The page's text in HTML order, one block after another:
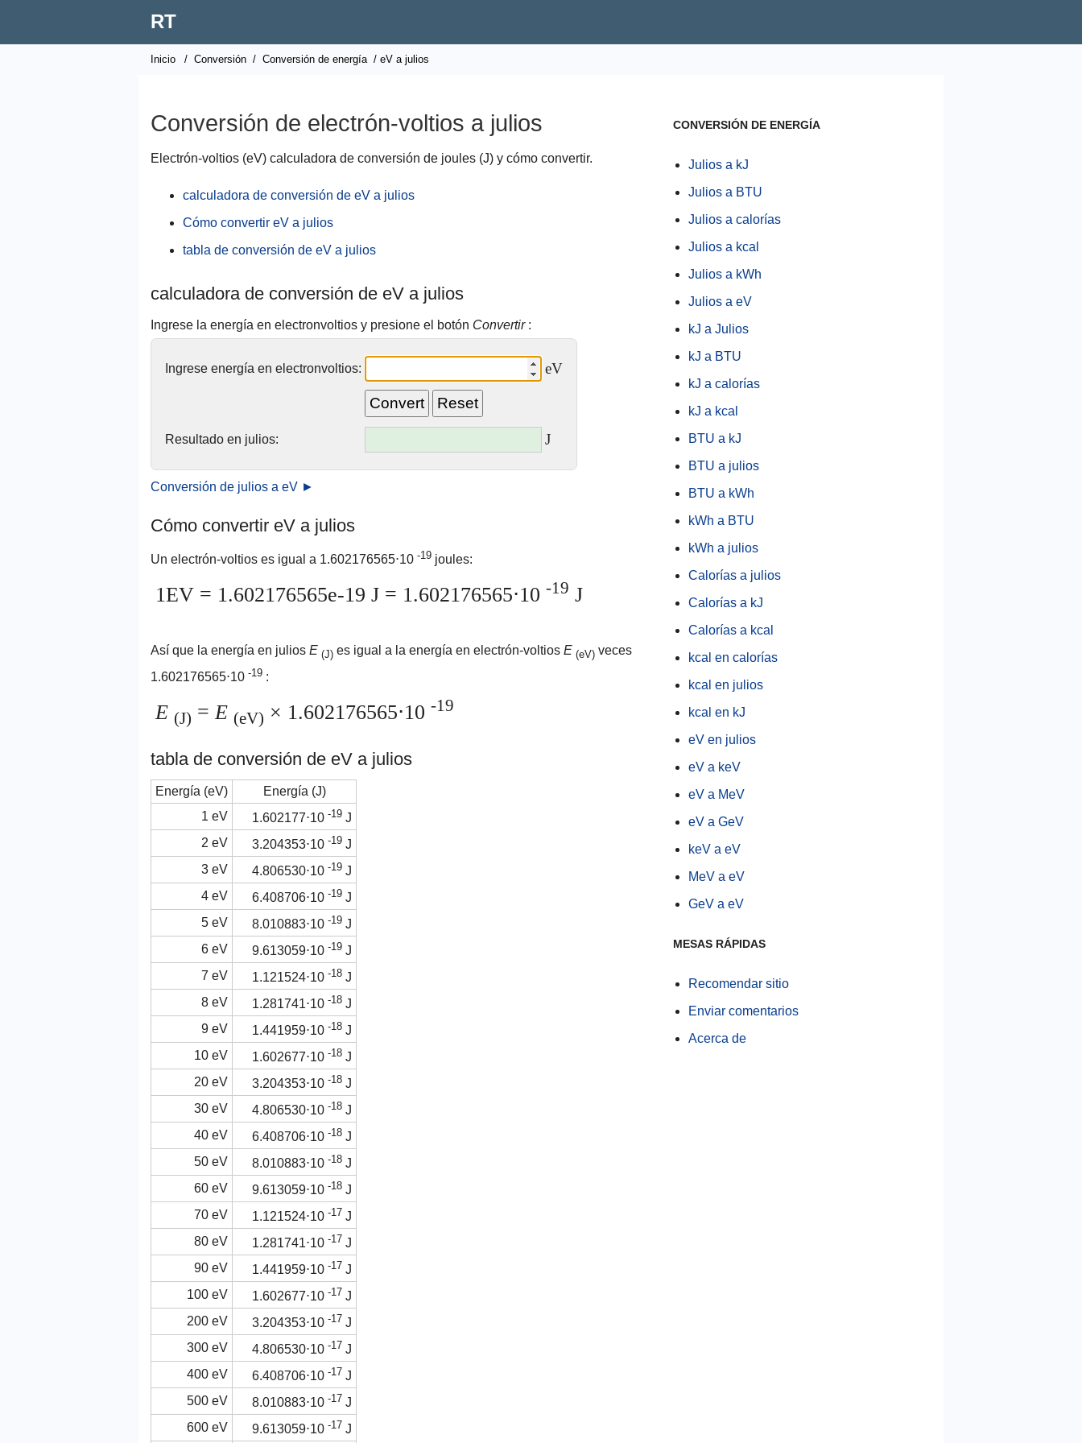
RT
Inicio / Conversión / Conversión de energía / eV a julios
Conversión de electrón-voltios a julios
Electrón-voltios (eV) calculadora de conversión de joules (J) y cómo convertir.
calculadora de conversión de eV a julios
Cómo convertir eV a julios
tabla de conversión de eV a julios
calculadora de conversión de eV a julios
Ingrese la energía en electronvoltios y presione el botón Convertir:
Ingrese energía en electronvoltios: eV
Resultado en julios: J
Conversión de julios a eV ►
Cómo convertir eV a julios
Un electrón-voltios es igual a 1.602176565⋅10 -19 joules:
1EV = 1.602176565e-19 J = 1.602176565⋅10 -19 J
Así que la energía en julios E (J) es igual a la energía en electrón-voltios E (eV) veces
1.602176565⋅10 -19 :
E (J) =E (eV) × 1.602176565⋅10 -19
tabla de conversión de eV a julios
Energía (eV)
Energía (J)
1 eV
1.602177⋅10 -19 J
2 eV
3.204353⋅10 -19 J
3 eV
4.806530⋅10 -19 J
4 eV
6.408706⋅10 -19 J
5 eV
8.010883⋅10 -19 J
6 eV
9.613059⋅10 -19 J
7 eV
1.121524⋅10 -18 J
8 eV
1.281741⋅10 -18 J
9 eV
1.441959⋅10 -18 J
10 eV
1.602677⋅10 -18 J
20 eV
3.204353⋅10 -18 J
30 eV
4.806530⋅10 -18 J
40 eV
6.408706⋅10 -18 J
50 eV
8.010883⋅10 -18 J
60 eV
9.613059⋅10 -18 J
70 eV
1.121524⋅10 -17 J
80 eV
1.281741⋅10 -17 J
90 eV
1.441959⋅10 -17 J
100 eV
1.602677⋅10 -17 J
200 eV
3.204353⋅10 -17 J
300 eV
4.806530⋅10 -17 J
400 eV
6.408706⋅10 -17 J
500 eV
8.010883⋅10 -17 J
600 eV
9.613059⋅10 -17 J
CONVERSIÓN DE ENERGÍA
Julios a kJ
Julios a BTU
Julios a calorías
Julios a kcal
Julios a kWh
Julios a eV
kJ a Julios
kJ a BTU
kJ a calorías
kJ a kcal
BTU a kJ
BTU a julios
BTU a kWh
kWh a BTU
kWh a julios
Calorías a julios
Calorías a kJ
Calorías a kcal
kcal en calorías
kcal en julios
kcal en kJ
eV en julios
eV a keV
eV a MeV
eV a GeV
keV a eV
MeV a eV
GeV a eV
MESAS RÁPIDAS
Recomendar sitio
Enviar comentarios
Acerca de